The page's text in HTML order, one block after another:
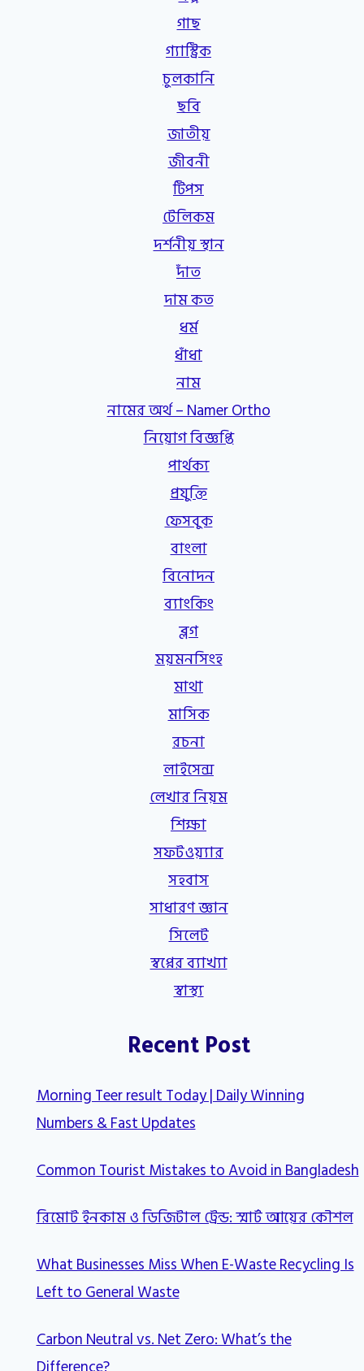
গাছ
গ্যাস্ট্রিক
চুলকানি
ছবি
জাতীয়
জীবনী
টিপস
টেলিকম
দর্শনীয় স্থান
দাঁত
দাম কত
ধর্ম
ধাঁধা
নাম
নামের অর্থ – Namer Ortho
নিয়োগ বিজ্ঞপ্তি
পার্থক্য
প্রযুক্তি
ফেসবুক
বাংলা
বিনোদন
ব্যাংকিং
ব্লগ
ময়মনসিংহ
মাথা
মাসিক
রচনা
লাইসেন্স
লেখার নিয়ম
শিক্ষা
সফটওয়্যার
সহবাস
সাধারণ জ্ঞান
সিলেট
স্বপ্নের ব্যাখ্যা
স্বাস্থ্য
Recent Post
Morning Teer result Today | Daily Winning
Numbers & Fast Updates
Common Tourist Mistakes to Avoid in Bangladesh
রিমোট ইনকাম ও ডিজিটাল ট্রেন্ড: স্মার্ট আয়ের কৌশল
What Businesses Miss When E-Waste Recycling Is
Left to General Waste
Carbon Neutral vs. Net Zero: What’s the